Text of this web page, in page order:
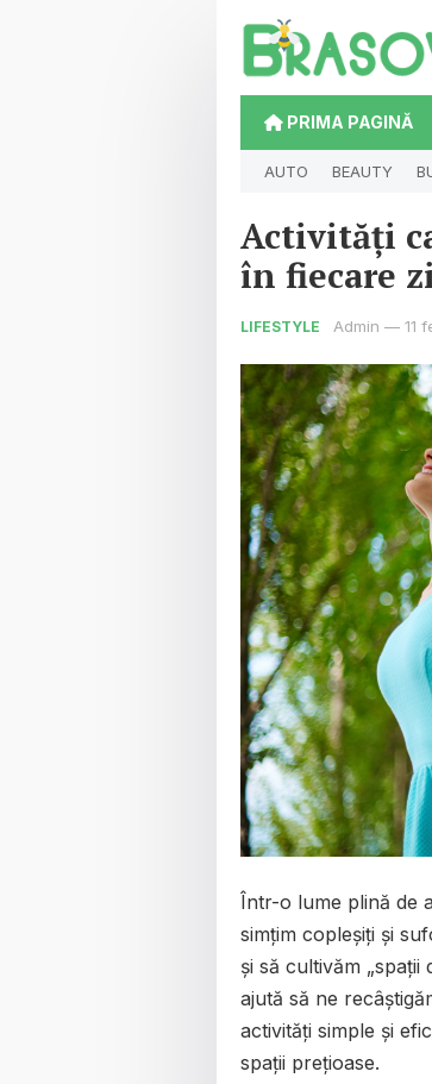
PRIMA PAGINĂ
AUTO BEAUTY
Activități
în fiecare
LIFESTYLE Admin — 11
Într-o lume plină de
simțim copleșiți și
și să cultivăm
ajută să ne
activități simple și
spații prețioase.